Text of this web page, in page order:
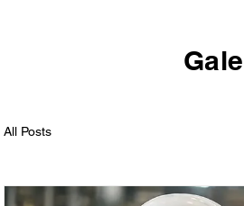
All Posts